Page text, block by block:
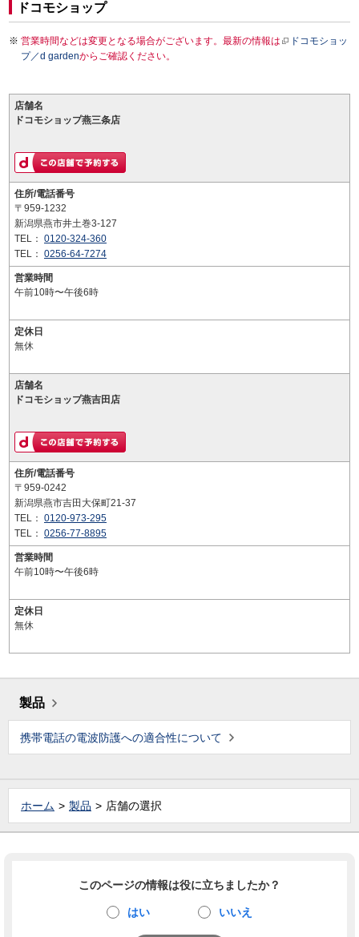
ドコモショップ
営業時間などは変更となる場合がございます。最新の情報は
ドコモショッ
プ／d gardenからご確認ください。
店舗名
ドコモショップ燕三条店
住所/電話番号
〒959-1232
新潟県燕市井土巻3-127
TEL： 0120-324-360
TEL： 0256-64-7274
営業時間
午前10時〜午後6時
定休日
無休
店舗名
ドコモショップ燕吉田店
住所/電話番号
〒959-0242
新潟県燕市吉田大保町21-37
TEL： 0120-973-295
TEL： 0256-77-8895
営業時間
午前10時〜午後6時
定休日
無休
製品
携帯電話の電波防護への適合性について
ホーム 製品 店舗の選択
このページの情報は役に立ちましたか？
はい いいえ